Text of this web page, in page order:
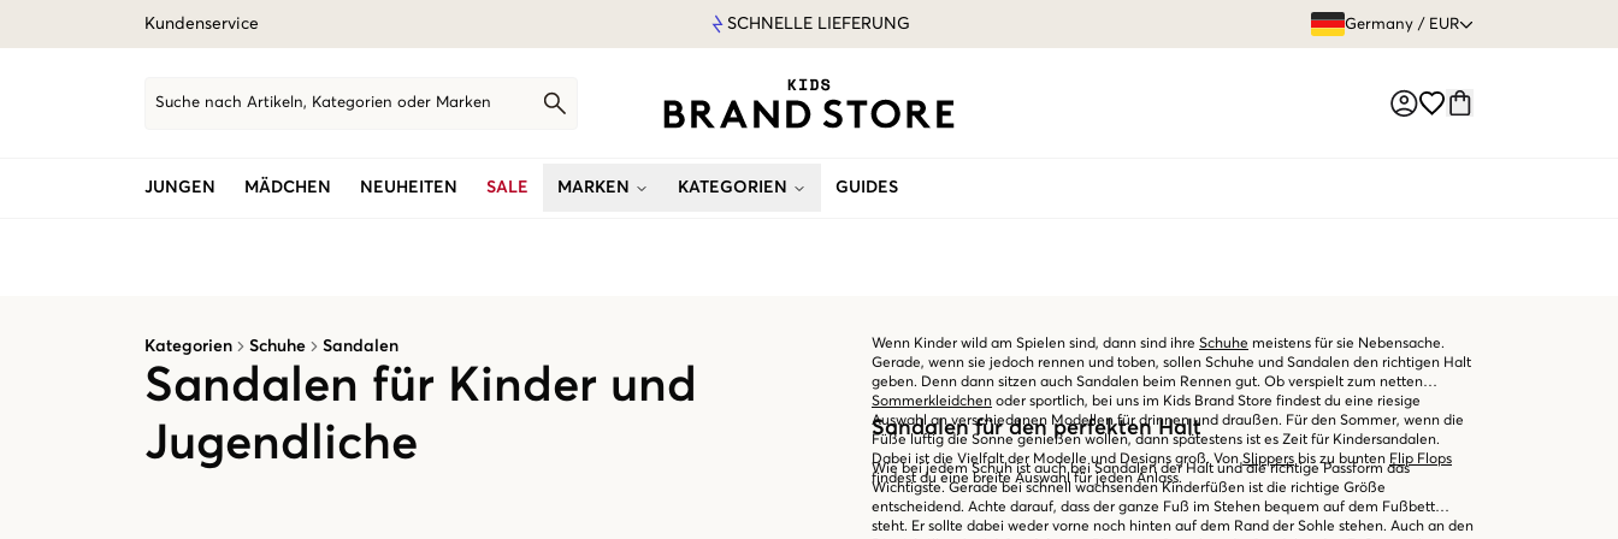
Kundenservice SCHNELLE LIEFERUNG Germany / EUR
Suche nach Artikeln, Kategorien oder Marken
JUNGEN MÄDCHEN NEUHEITEN SALE MARKEN KATEGORIEN GUIDES
Kategorien Schuhe Sandalen
Sandalen für Kinder und
Jugendliche
Wenn Kinder wild am Spielen sind, dann sind ihre Schuhe meistens für sie Nebensache.
Gerade, wenn sie jedoch rennen und toben, sollen Schuhe und Sandalen den richtigen Halt
geben. Denn dann sitzen auch Sandalen beim Rennen gut. Ob verspielt zum netten
Sommerkleidchen oder sportlich, bei uns im Kids Brand Store findest du eine riesige
Auswahl an verschiedenen Modellen für drinnen und draußen. Für den Sommer, wenn die
Füße luftig die Sonne genießen wollen, dann spätestens ist es Zeit für Kindersandalen.
Dabei ist die Vielfalt der Modelle und Designs groß. VonSlippers bis zu bunten Flip Flops
findest du eine breite Auswahl für jeden Anlass.
Sandalen für den perfekten Halt
Wie bei jedem Schuh ist auch bei Sandalen der Halt und die richtige Passform das
Wichtigste. Gerade bei schnell wachsenden Kinderfüßen ist die richtige Größe
entscheidend. Achte darauf, dass der ganze Fuß im Stehen bequem auf dem Fußbett
steht. Er sollte dabei weder vorne noch hinten auf dem Rand der Sohle stehen. Auch an den